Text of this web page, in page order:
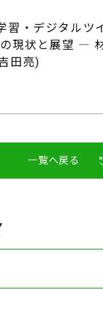
習・デジタルツ
現状と展望 ―
田亮)
一覧へ戻る